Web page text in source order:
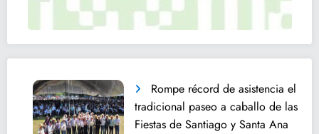
Rompe récord de asistencia el
tradicional paseo a caballo de las
Fiestas de Santiago y Santa Ana